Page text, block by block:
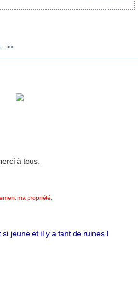
>>
à tous.
ma propriété.
jeune et il y a tant de ruines !